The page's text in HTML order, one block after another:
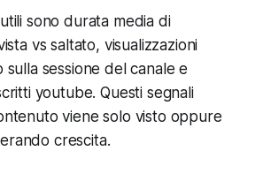
sono durata media di
vs saltato, visualizzazioni
sessione del canale e
youtube. Questi segnali
viene solo visto oppure
crescita.